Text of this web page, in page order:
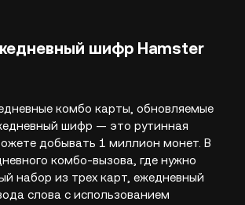
шифр Hamster
комбо карты, обновляемые
шифр — это рутинная
добывать 1 миллион монет. В
комбо-вызова, где нужно
набор из трех карт, ежедневный
слова с использованием